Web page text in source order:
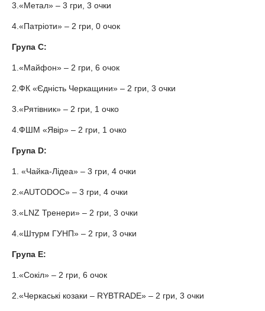
3.«Метал» – 3 гри, 3 очки
4.«Патріоти» – 2 гри, 0 очок
Група C:
1.«Майфон» – 2 гри, 6 очок
2.ФК «Єдність Черкащини» – 2 гри, 3 очки
3.«Рятівник» – 2 гри, 1 очко
4.ФШМ «Явір» – 2 гри, 1 очко
Група D:
1. «Чайка-Лідеа» – 3 гри, 4 очки
2.«AUTODOC» – 3 гри, 4 очки
3.«LNZ Тренери» – 2 гри, 3 очки
4.«Штурм ГУНП» – 2 гри, 3 очки
Група E:
1.«Сокіл» – 2 гри, 6 очок
2.«Черкаські козаки – RYBTRADE» – 2 гри, 3 очки